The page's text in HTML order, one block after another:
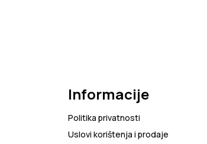
Informacije
Politika privatnosti
Uslovi korištenja i prodaje